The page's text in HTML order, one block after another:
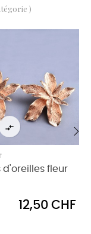
)

d'oreilles fleur
Prix
12,50 CHF